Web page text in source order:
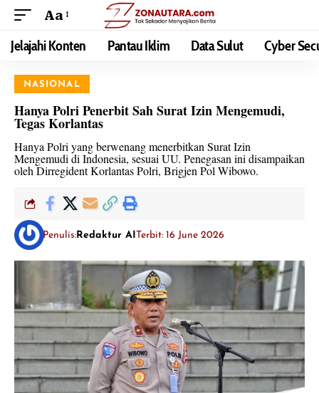
Aa
Jelajahi Konten Pantau Iklim Data Sulut Cyber
NASIONAL
Hanya Polri Penerbit Sah Surat Izin Mengemudi,
Tegas Korlantas
Hanya Polri yang berwenang menerbitkan Surat Izin
Mengemudi di Indonesia, sesuai UU. Penegasan ini disampaikan
oleh Dirregident Korlantas Polri, Brigjen Pol Wibowo.
Penulis: Redaktur AITerbit: 16 June 2026